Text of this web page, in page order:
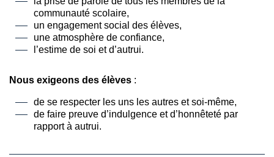
communauté scolaire,
un engagement social des élèves,
une atmosphère de confiance,
l’estime de soi et d’autrui.
Nous exigeons des élèves :
de se respecter les uns les autres et soi-même,
de faire preuve d’indulgence et d’honnêteté par
rapport à autrui.